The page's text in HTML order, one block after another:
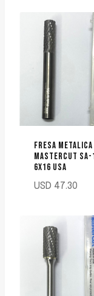
FRESA METALICA
MASTERCUT SA-
6X16 USA
USD 47.30